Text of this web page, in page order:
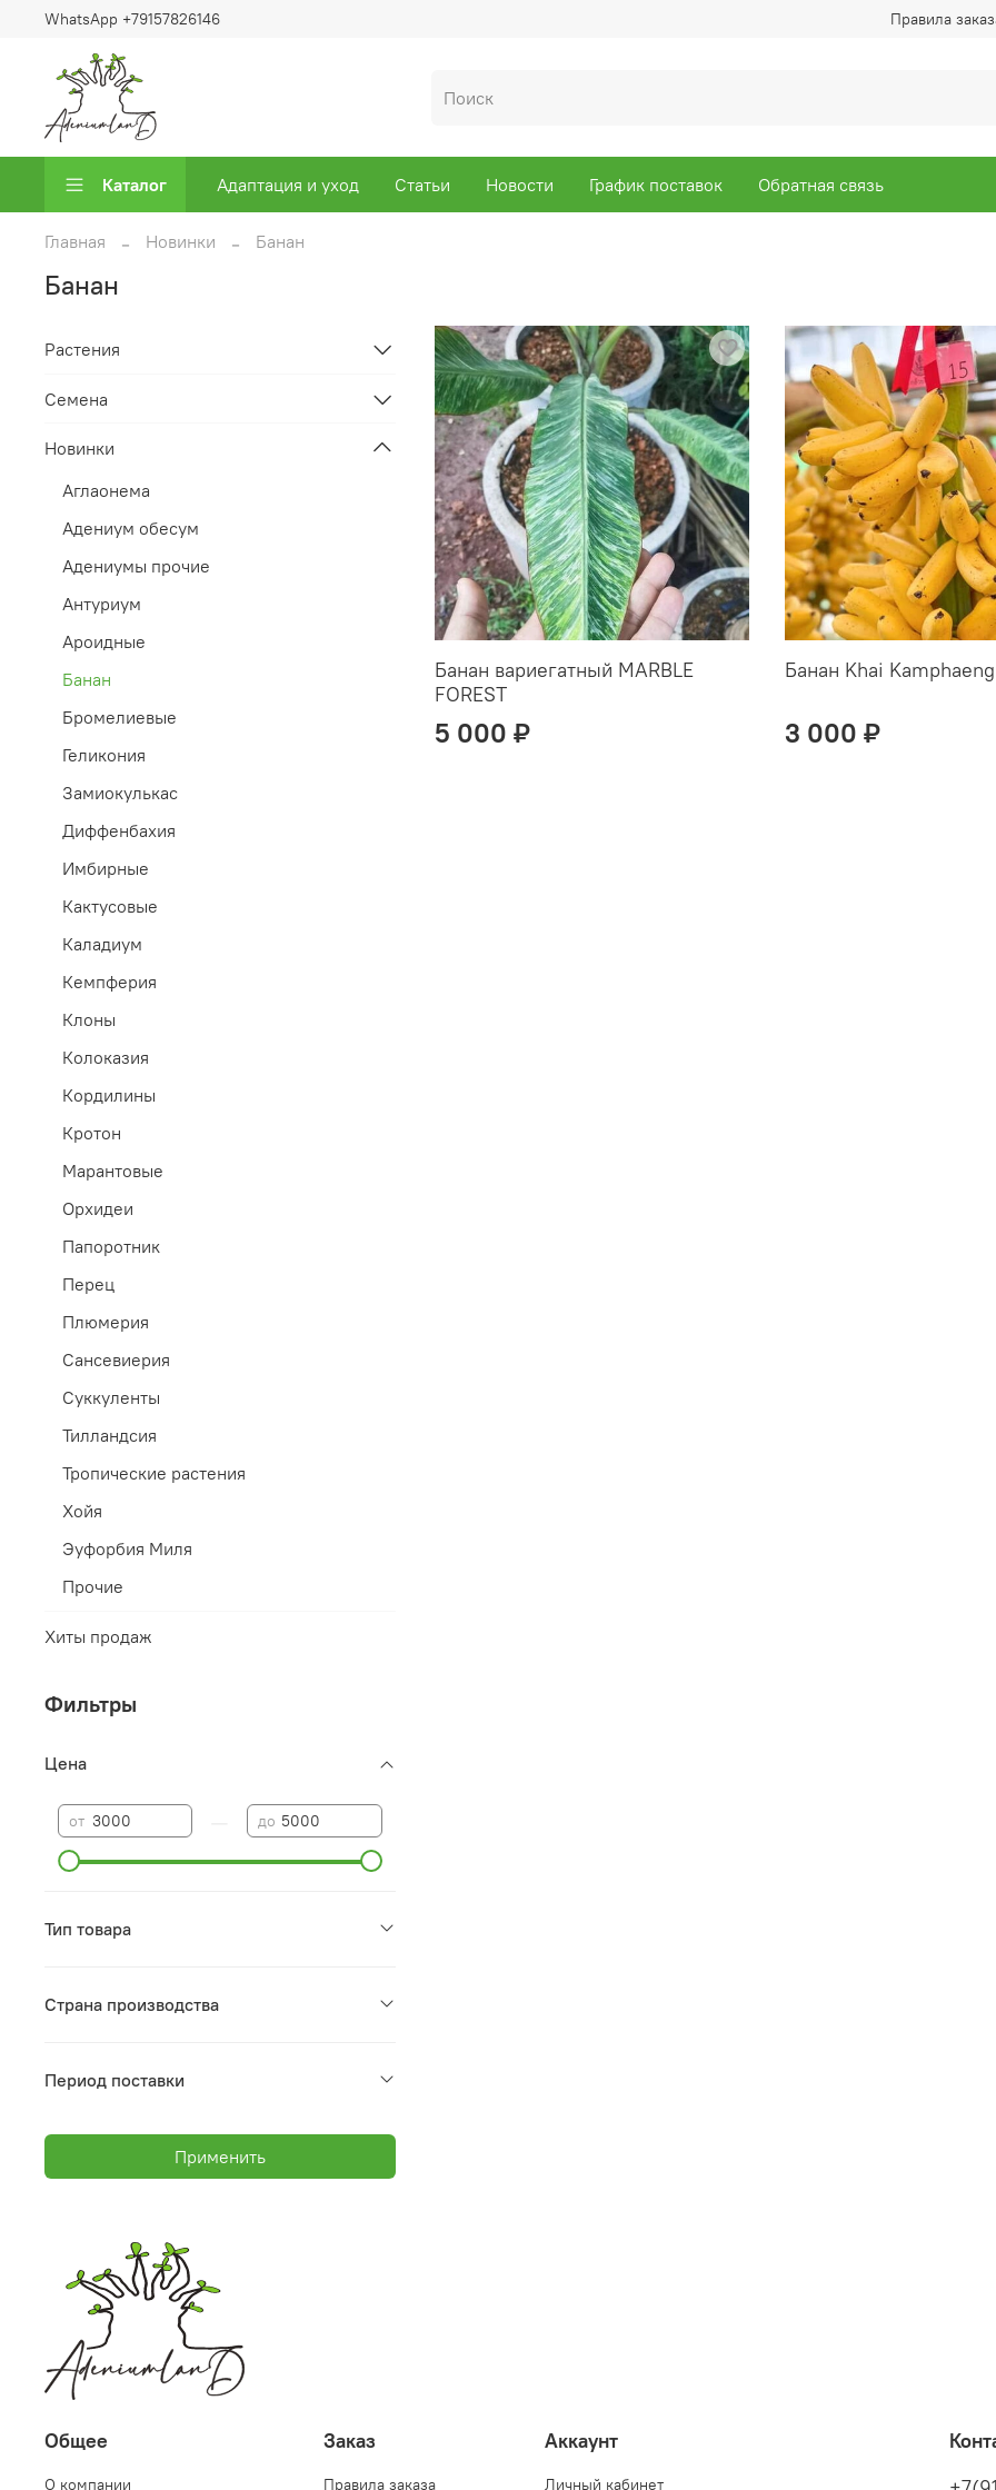
Правила
WhatsApp +79157826146
Каталог Адаптация и уход Статьи Новости График поставок Обратная связь
Главная Новинки Банан
Банан
Банан вариегатный MARBLE
FOREST
5 000 ₽
Банан Khai Kamphaeng
3 000 ₽
Растения
Семена
Новинки
Аглаонема
Адениум обесум
Адениумы прочие
Антуриум
Ароидные
Банан
Бромелиевые
Геликония
Замиокулькас
Диффенбахия
Имбирные
Кактусовые
Каладиум
Кемпферия
Клоны
Колоказия
Кордилины
Кротон
Марантовые
Орхидеи
Папоротник
Перец
Плюмерия
Сансевиерия
Суккуленты
Тилландсия
Тропические растения
Хойя
Эуфорбия Миля
Прочие
Хиты продаж
Фильтры
Цена
от до
Тип товара
Страна производства
Период поставки
Применить
Общее
О компании
Заказ
Правила заказа
Аккаунт
Личный кабинет